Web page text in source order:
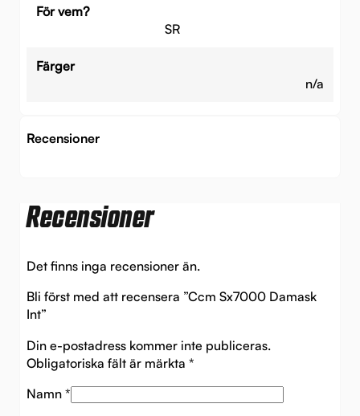
För vem?
SR
Färger
n/a
Recensioner
Recensioner
Det finns inga recensioner än.
Bli först med att recensera ”Ccm Sx7000 Damask
Int”
Din e-postadress kommer inte publiceras.
Obligatoriska fält är märkta *
Namn *